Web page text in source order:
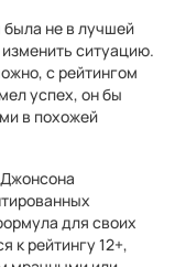
не в лучшей
ситуацию.
с рейтингом
успех, он бы
в похожей
для своих
к рейтингу 12+,